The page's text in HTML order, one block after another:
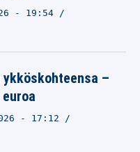
- 19:54
–
- 17:12